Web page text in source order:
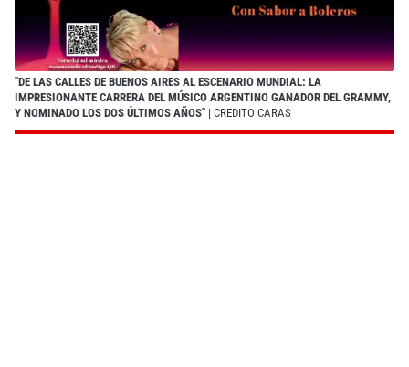
"DE LAS CALLES DE BUENOS AIRES AL ESCENARIO MUNDIAL: LA
IMPRESIONANTE CARRERA DEL MÚSICO ARGENTINO GANADOR DEL GRAMMY,
Y NOMINADO LOS DOS ÚLTIMOS AÑOS" | CREDITO CARAS